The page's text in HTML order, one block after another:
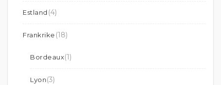
Estland (4)
Frankrike (18)
Bordeaux(1)
Lyon(3)